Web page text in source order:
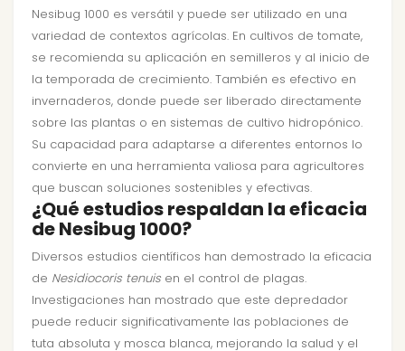
Nesibug 1000 es versátil y puede ser utilizado en una
variedad de contextos agrícolas. En cultivos de tomate,
se recomienda su aplicación en semilleros y al inicio de
la temporada de crecimiento. También es efectivo en
invernaderos, donde puede ser liberado directamente
sobre las plantas o en sistemas de cultivo hidropónico.
Su capacidad para adaptarse a diferentes entornos lo
convierte en una herramienta valiosa para agricultores
que buscan soluciones sostenibles y efectivas.
¿Qué estudios respaldan la eficacia
de Nesibug 1000?
Diversos estudios científicos han demostrado la eficacia
de Nesidiocoris tenuisen el control de plagas.
Investigaciones han mostrado que este depredador
puede reducir significativamente las poblaciones de
tuta absoluta y mosca blanca, mejorando la salud y el